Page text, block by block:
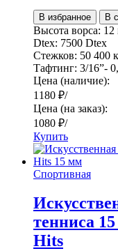
В избранное В
Высота ворса:
Dtex: 7500 Dtex
Стежков: 50 400
Тафтинг: 3/16”-
Цена (наличие):
1180 ₽/
Цена (на заказ):
1080 ₽/
Купить
Спортивная
тенниса
Hits